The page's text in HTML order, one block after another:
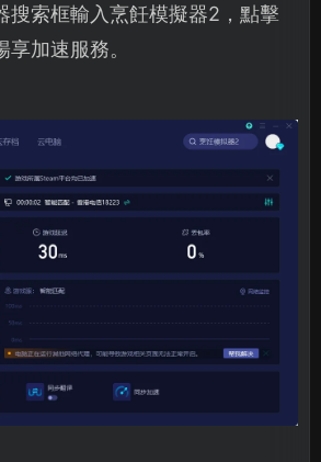
搜索框輸入烹飪模擬器2，點擊
加速服務。